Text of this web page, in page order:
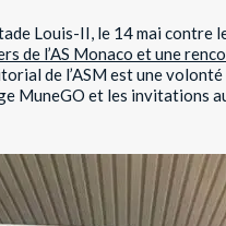
Louis-II, le 14 mai contre
de l’AS Monaco et une
de l’ASM est une
MuneGO et les invitations